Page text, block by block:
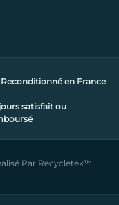
Reconditionné en France
satisfait ou
Par Recycletek™